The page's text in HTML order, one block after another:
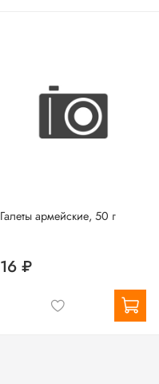
Галеты армейские, 50 г
16 ₽